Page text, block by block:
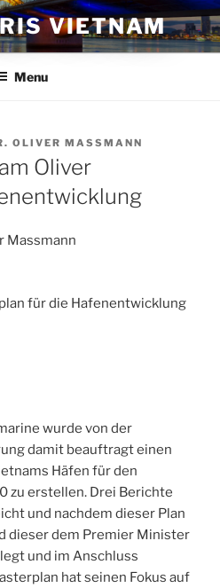
VIETNAM
Menu
OLIVER MASSMANN
Oliver
Massmann
für die Hafenentwicklung
wurde von der
damit beauftragt einen
Häfen für den
zu erstellen. Drei Berichte
und nachdem dieser Plan
dieser dem Premier Minister
und im Anschluss
hat seinen Fokus auf